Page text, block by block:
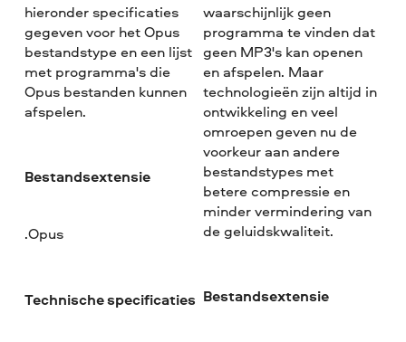
hieronder specificaties
gegeven voor het Opus
bestandstype en een lijst
met programma's die
Opus bestanden kunnen
afspelen.
Bestandsextensie
.Opus
Technische specificaties
waarschijnlijk geen
programma te vinden dat
geen MP3's kan openen
en afspelen. Maar
technologieën zijn altijd in
ontwikkeling en veel
omroepen geven nu de
voorkeur aan andere
bestandstypes met
betere compressie en
minder vermindering van
de geluidskwaliteit.
Bestandsextensie